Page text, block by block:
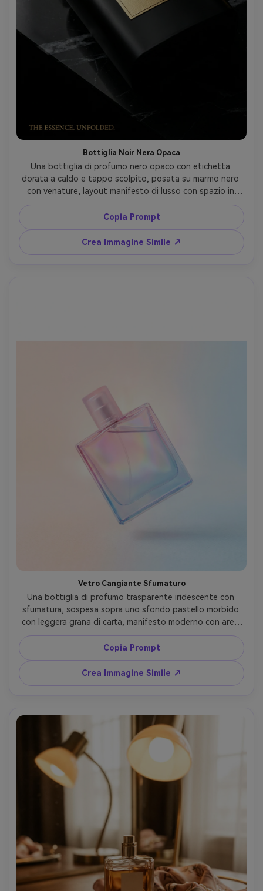
Bottiglia Noir Nera Opaca
Una bottiglia di profumo nero opaco con etichetta
dorata a caldo e tappo scolpito, posata su marmo nero
con venature, layout manifesto di lusso con spazio in
basso a sinistra per lo slogan, luce drammatica da studio
con strobe a griglia stretta e luce bordi sottile, Canon
EOS R5, 70mm, messa a fuoco netta sui bordi
dell’etichetta, leggera angolazione dall’alto, mood noir ad
alto contrasto, microtexture realistica sulla finitura opaca
Copia Prompt
Crea Immagine Simile ↗
Vetro Cangiante Sfumaturo
Una bottiglia di profumo trasparente iridescente con
sfumatura, sospesa sopra uno sfondo pastello morbido
con leggera grana di carta, manifesto moderno con area
vuota per il testo, illuminazione diffusa intensa più
controluce delicato attraverso il vetro, Nikon Z7 II, 50mm
f/5.6, composizione simmetrica centrata, mood ottimista
e arioso, rifrazioni fotorealistiche e riflessi naturali, bordi
netti, alta risoluzione --ar 4:5
Copia Prompt
Crea Immagine Simile ↗